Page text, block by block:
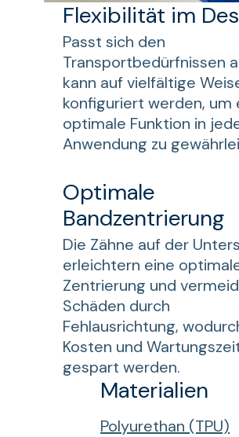
Flexibilität im
Passt sich den
Transportbedürfnissen
kann auf vielfältige
konfiguriert werden, um
optimale Funktion in
Anwendung zu
Optimale
Bandzentrierung
Die Zähne auf der
erleichtern eine
Zentrierung und
Schäden durch
Fehlausrichtung,
Kosten und
gespart werden.
Materialien
Polyurethan (TPU)